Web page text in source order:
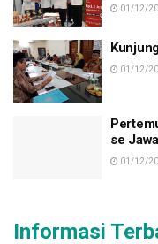
01/12/
01/12/
se
01/12/
Informasi